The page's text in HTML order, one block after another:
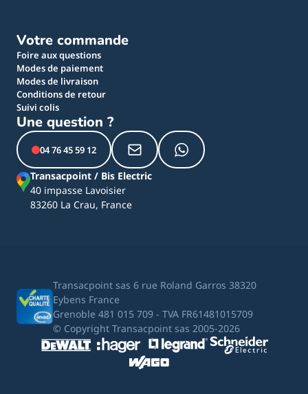
Votre commande
Foire aux questions
Modes de paiement
Modes de livraison
Conditions de retour
Suivi colis
Une question ?
04 76 45 59 12
Transacpoint / Bis Electric
40 impasse Lavoisier
83260 La Crau, France
Transacpoint sas 6 rue Roland Garros 38320
Eybens France
Grenoble 481 015 709 - TVA FR61481015709
© Copyright Transacpoint sas 2005-2026